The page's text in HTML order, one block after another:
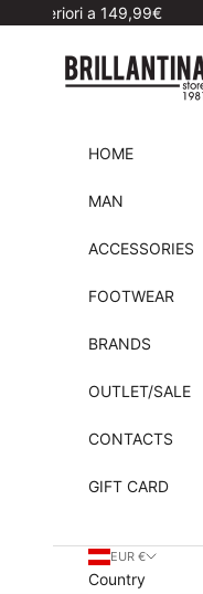
Skip to content
Brillantina Store
HOME
MAN
ACCESSORIES
FOOTWEAR
BRANDS
OUTLET/SALE
CONTACTS
GIFT CARD
EUR €
Country